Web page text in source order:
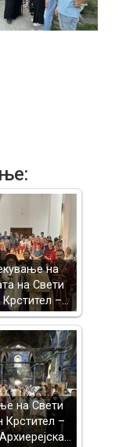
на
на Свети
–…
на Свети
Крстител –